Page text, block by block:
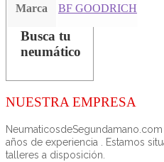
Marca BF GOODRICH
Busca tu
neumático
NUESTRA EMPRESA
años de experiencia . Estamos
talleres a disposición.